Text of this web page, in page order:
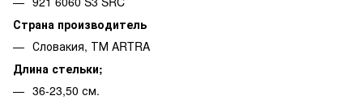
Страна производитель
Словакия, ТМ ARTRA
Длина стельки;
36-23,50 см.